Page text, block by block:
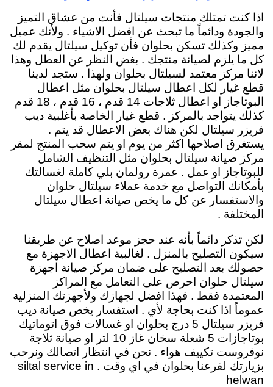
اذا كنت تمتلك منتجات سيلتال فأنت من عشاق التميز
والجودة ودائماً ما تبحث عن افضل الاشياء . ولأنك عميل
مميز وكذلك تسكن بحلوان فأن توكيل سيلتال يقدم لك
كل ما يلزم لصيانة منتجك . بغض النظر عن العطل وهذا
لاننا مركز معتمد لسيلتال بحلوان ولهذا . ستجد لدينا
قطع غيار لكل اعطال سيلتال بحلوان مثل اعطال
البوتاجاز او اعطال ثلاجات 14 قدم ، 16 قدم ، 18 قدم
كذلك يتواجد بالمركز . قطع غيار الخاصة بأغلبية ديب
فريزر سيلتال لكن هناك بعض الاعطال قد يتم .
يستغرق اصلاحها اكثر من يوم او يتم سحب المنتج لمقر
مركز صيانة سيلتال بحلوان مثل التنظيف الشامل
للبوتاجاز او عمل . عمرة رولمان بلي كاملة لغسالتك
بأمكانك التواصل مع خدمة عملاء سيلتال حلوان
والاستفسار عن كل ما يخص صيانة اعطال سيلتال
المختلفة .
لكن تذكر دائماً بأنه عند حجز موعد اصلاح عن طريقنا
سيكون التصليح بالمنزل . لغالبية اعطال الاجهزة مع
حصولك بعد التصليح على ضمان مركز صيانة اجهزة
سيلتال حلوان احرص على التعامل مع المراكز
المعتمدة فقط . فهذا افضل لجهازك ولأجهزتك المنزلية
عموماً اذا كنت بحاجة لأي . استفسار يخص صيانة ديب
فريزر سيلتال 5 درج بحلوان او غسالات فوق اتوماتيك
بوتاجازات 5 شعلة سخان غاز 10 لتر او صيانة ثلاجة
نوفروست تكييف هواء . نحن في انتظار اتصالك ونرحب
بزيارتك لفرعنا بحلوان في اي وقت . siltal service in
helwan